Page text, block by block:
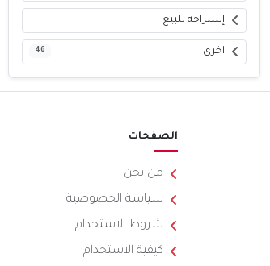
إستراحة للبيع
اخرى 46
الصفحات
من نحن
سياسة الخصوصية
شروط الاستخدام
كيفية الاستخدام